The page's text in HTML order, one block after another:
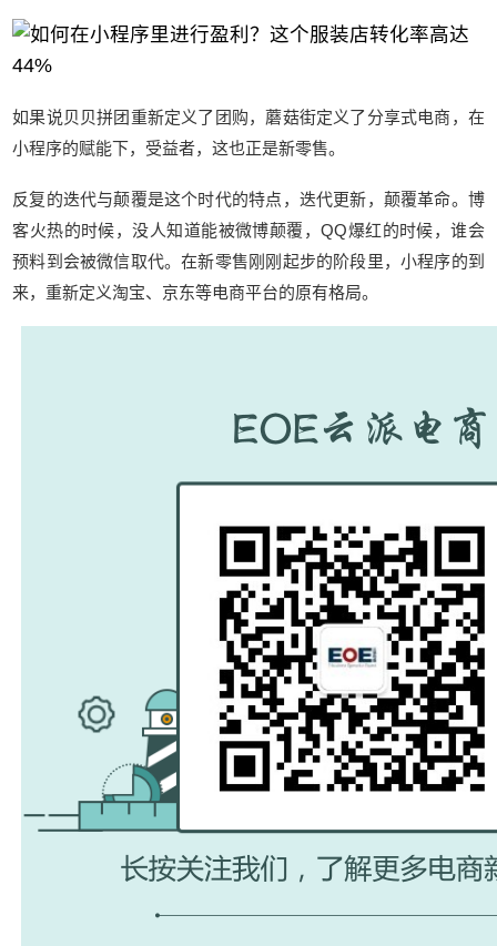
如果说贝贝拼团重新定义了团购，蘑菇街定义了分享式电商，在
小程序的赋能下，受益者，这也正是新零售。
反复的迭代与颠覆是这个时代的特点，迭代更新，颠覆革命。博
客火热的时候，没人知道能被微博颠覆，QQ爆红的时候，谁会
预料到会被微信取代。在新零售刚刚起步的阶段里，小程序的到
来，重新定义淘宝、京东等电商平台的原有格局。